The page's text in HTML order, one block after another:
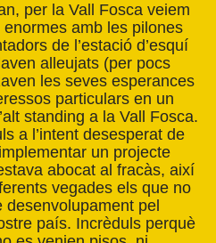
per la Vall Fosca veiem
amb les pilones
de l’estació d’esquí
alleujats (per pocs
les seves esperances
particulars en un
standing a la Vall Fosca.
a l’intent desesperat de
un projecte
abocat al fracàs, així
vegades els que no
pel
país. Incrèduls perquè